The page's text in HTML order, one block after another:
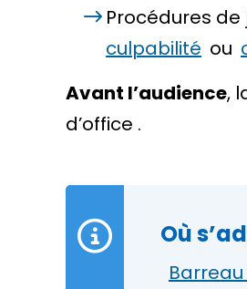
Procédures
culpabilité ou
Avant l’audience,
d’office .
Où